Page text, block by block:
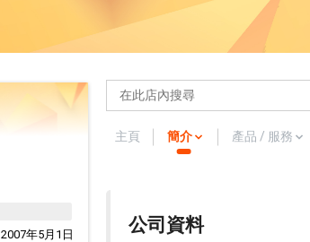
2007年5月1日
主頁 簡介 產品 / 服務
公司資料